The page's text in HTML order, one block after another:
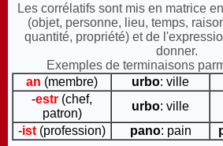
Les corrélatifs sont mis en matrice
(objet, personne, lieu, temps,
quantité, propriété) et de
donner.
Exemples de terminaisons
an (membre) urbo: ville
-estr (chef,
patron)
urbo: ville
-ist (profession) pano: pain